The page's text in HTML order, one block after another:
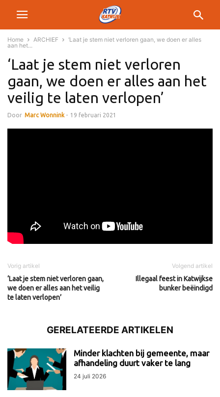
Home ARCHIEF
‘Laat je stem niet verloren gaan, we doen er alles
aan het...
‘Laat je stem niet verloren
gaan, we doen er alles aan het
veilig te laten verlopen’
Door Marc Wonnink - 19 februari 2021
Vorig artikel
‘Laat je stem niet verloren gaan,
we doen er alles aan het veilig
te laten verlopen’
Volgend artikel
Illegaal feest in Katwijkse
bunker beëindigd
GERELATEERDE ARTIKELEN
Minder klachten bij gemeente, maar
afhandeling duurt vaker te lang
24 juli 2026